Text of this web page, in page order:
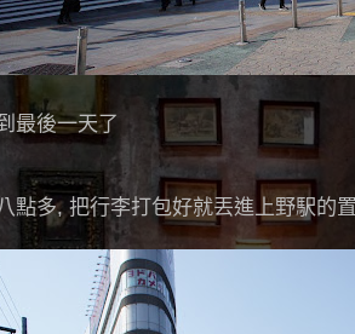
最後一天了
點多, 把行李打包好就丟進上野駅的